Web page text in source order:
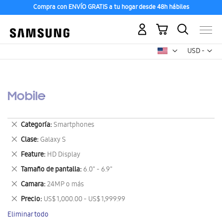
Compra con ENVÍO GRATIS a tu hogar desde 48h hábiles
USD -
dólar
Mi carrito
Mobile
Categoría Smartphones
Eliminar
este
artículo
Clase Galaxy S
Eliminar
este
artículo
Feature HD Display
Eliminar
este
artículo
Tamaño de pantalla 6.0" - 6.9"
Eliminar
este
artículo
Camara 24MP o más
Eliminar
este
artículo
Precio US$ 1,000.00 - US$ 1,999.99
Eliminar
este
artículo
Eliminar todo